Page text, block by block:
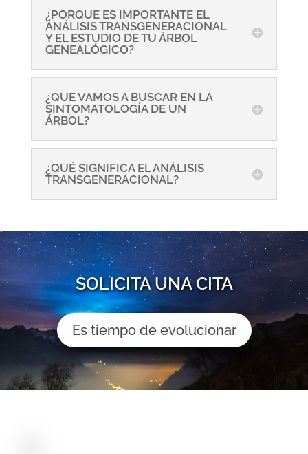
¿PORQUE ES IMPORTANTE EL
ANÁLISIS TRANSGENERACIONAL
Y EL ESTUDIO DE TU ÁRBOL
GENEALÓGICO?
¿QUE VAMOS A BUSCAR EN LA
SINTOMATOLOGÍA DE UN
ÁRBOL?
¿QUÉ SIGNIFICA EL ANÁLISIS
TRANSGENERACIONAL?
SOLICITA UNA CITA
Es tiempo de evolucionar